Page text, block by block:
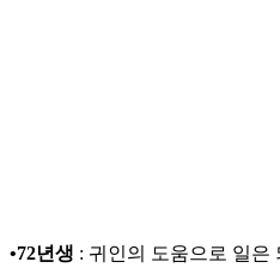
•72년생 : 귀인의 도움으로 일은